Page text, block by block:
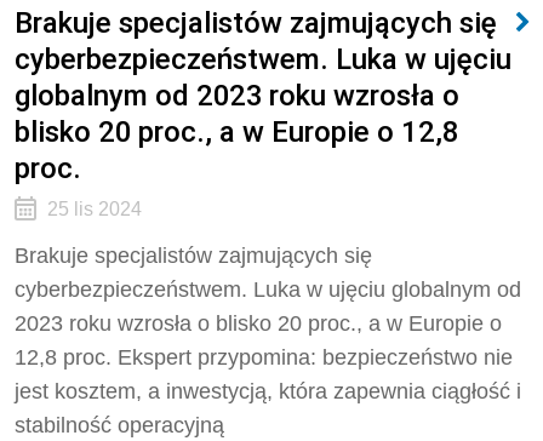
Brakuje specjalistów zajmujących się
cyberbezpieczeństwem. Luka w ujęciu
globalnym od 2023 roku wzrosła o
blisko 20 proc., a w Europie o 12,8
proc.
25 lis 2024
Brakuje specjalistów zajmujących się
cyberbezpieczeństwem. Luka w ujęciu globalnym od
2023 roku wzrosła o blisko 20 proc., a w Europie o
12,8 proc. Ekspert przypomina: bezpieczeństwo nie
jest kosztem, a inwestycją, która zapewnia ciągłość i
stabilność operacyjną